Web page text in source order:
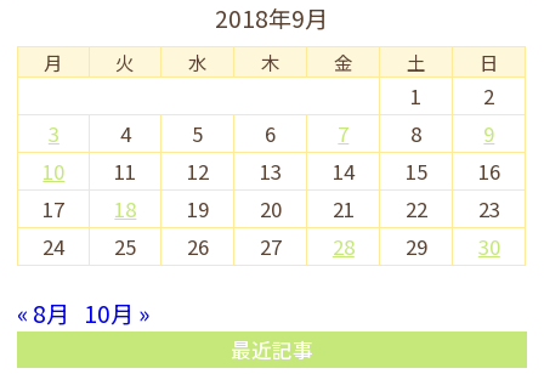
2018年9月
月 火 水 木 金 土 日
1
2
3
4 5 6 7 8
9
10
11 12 13 14 15
16
17
18 19 20 21 22
23
24
25 26 27 28 29 30
« 8月 10月 »
最近記事